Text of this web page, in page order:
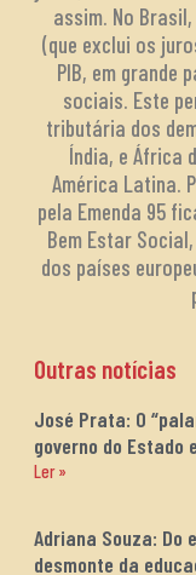
assim. No
(que exclui os
PIB, em grande
sociais. Este
tributária dos
Índia, e África
América Latina.
pela Emenda 95
Bem Estar
dos países
Outras notícias
José Prata: O
governo do Estado
Ler »
Adriana Souza: Do
desmonte da